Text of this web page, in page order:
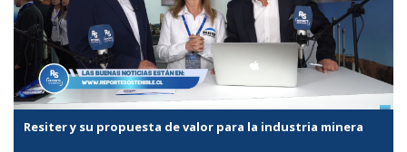
Resiter y su propuesta de valor para la industria minera